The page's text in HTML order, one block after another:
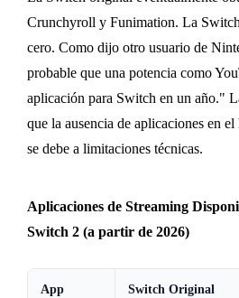
Crunchyroll y Funimation. La
cero. Como dijo otro usuario de
probable que una potencia como
aplicación para Switch en un año."
que la ausencia de aplicaciones en
se debe a limitaciones técnicas.
Aplicaciones de Streaming
Switch 2 (a partir de 2026)
App Switch Original